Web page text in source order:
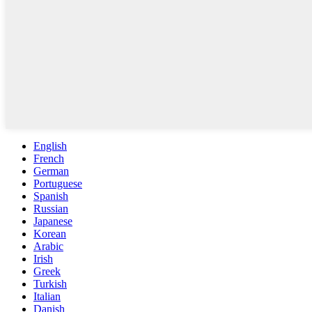
English
French
German
Portuguese
Spanish
Russian
Japanese
Korean
Arabic
Irish
Greek
Turkish
Italian
Danish